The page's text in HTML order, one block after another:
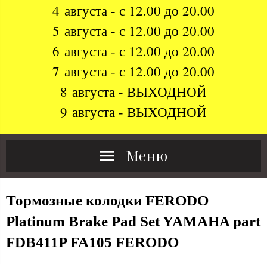
4 августа - с 12.00 до 20.00
5 августа - с 12.00 до 20.00
6 августа - с 12.00 до 20.00
7 августа - с 12.00 до 20.00
8 августа - ВЫХОДНОЙ
9 августа - ВЫХОДНОЙ
Меню
Тормозные колодки FERODO
Platinum Brake Pad Set YAMAHA part
FDB411P FA105 FERODO